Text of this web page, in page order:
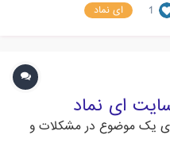
دسترس باشد منتها بعد از گذاشتن فایل در public_html فایل قابل
1 ای نماد
ای نماد
یک موضوع در مشکلات و